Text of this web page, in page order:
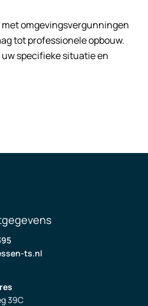
omgevingsvergunningen
tot professionele opbouw.
specifieke situatie en
ts.nl
39C